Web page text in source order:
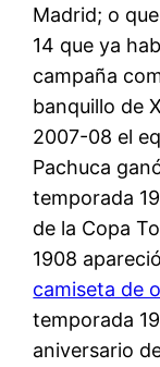
Madrid; o
14 que ya
campaña
banquillo de
2007-08 el
Pachuca
temporada
de la Copa
1908
camiseta de
temporada
aniversario